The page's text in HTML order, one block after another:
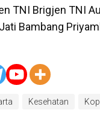
TNI Brigjen TNI
Bambang
Kesehatan